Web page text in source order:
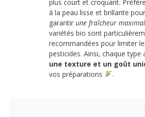
plus court et croquant.
à la peau lisse et brillante pour
garantir une fraîcheur
variétés bio sont
recommandées pour limiter
pesticides. Ainsi, chaque type
une texture et un goût
vos préparations
.